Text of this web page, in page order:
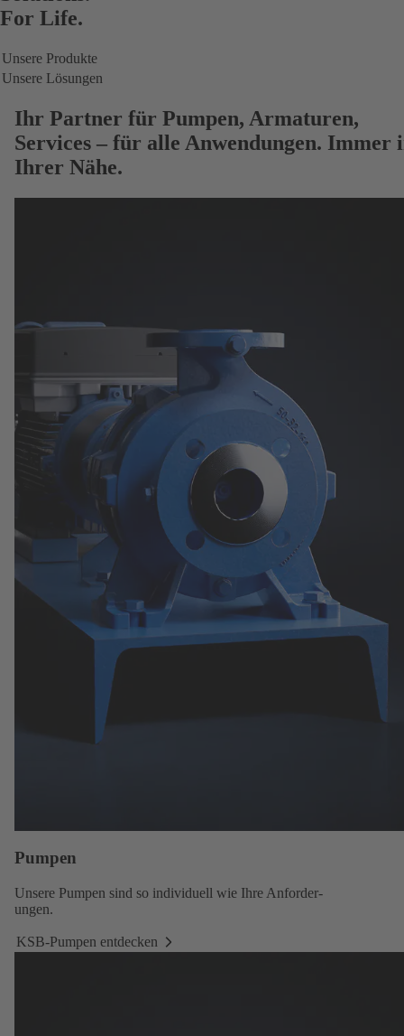
For Life.
Unsere Produkte
Unsere Lösungen
Ihr Partner für Pumpen, Armaturen,
Services – für alle Anwendungen. Immer
Ihrer Nähe.
Pumpen
Unsere Pumpen sind so individuell wie Ihre Anforder-
ungen.
KSB-Pumpen entdecken
KSB-